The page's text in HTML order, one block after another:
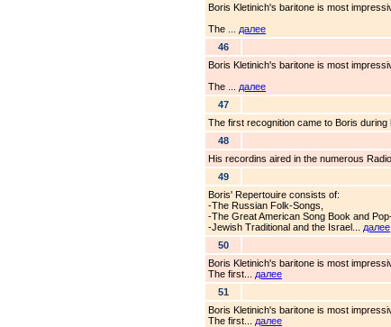
Boris Kletinich's baritone is most
The ... далее
46
Boris Kletinich's baritone is most
The ... далее
47
The first recognition came to Boris
48
His recordins aired in the numerous
49
Boris' Repertouire consists of:
-The Russian Folk-Songs,
-The Great American Song Book and
-Jewish Traditional and the Israel... далее
50
Boris Kletinich's baritone is most
The first... далее
51
Boris Kletinich's baritone is most
The first... далее